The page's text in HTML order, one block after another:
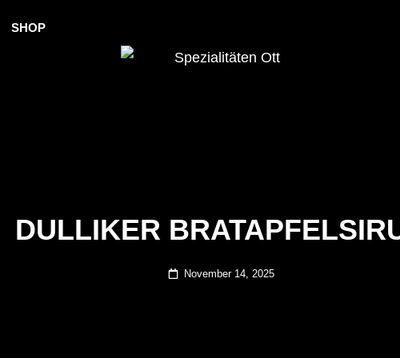
SHOP
DULLIKER
Posted
November 14, 2025